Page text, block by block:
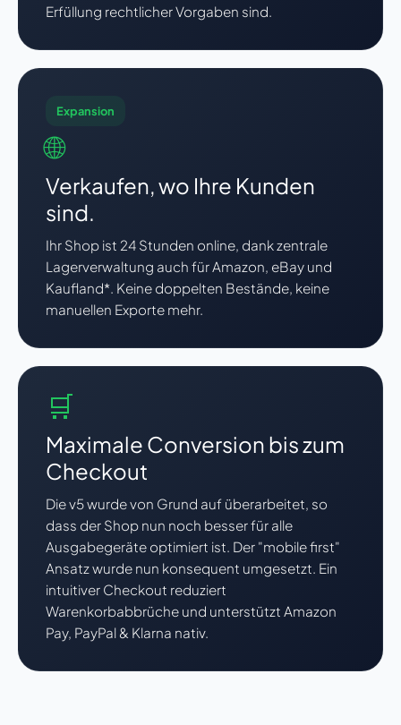
Erfüllung rechtlicher Vorgaben sind.
Expansion
🌐
Verkaufen, wo Ihre Kunden
sind.
Ihr Shop ist 24 Stunden online, dank zentrale
Lagerverwaltung auch für Amazon, eBay und
Kaufland*. Keine doppelten Bestände, keine
manuellen Exporte mehr.
🛒
Maximale Conversion bis zum
Checkout
Die v5 wurde von Grund auf überarbeitet, so
dass der Shop nun noch besser für alle
Ausgabegeräte optimiert ist. Der "mobile first"
Ansatz wurde nun konsequent umgesetzt. Ein
intuitiver Checkout reduziert
Warenkorbabbrüche und unterstützt Amazon
Pay, PayPal & Klarna nativ.